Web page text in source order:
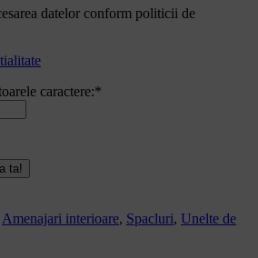
datelor conform politicii de
caractere:*
ta!
Amenajari interioare, Spacluri, Unelte de